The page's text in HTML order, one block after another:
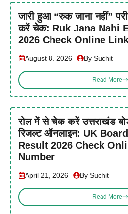
जारी हुआ “रुक जाना नहीं”
करें चेक: Ruk Jana Nahi
2026 Check Online
August 8, 2026 By Suchit
Read More
रोल में से चेक करें उत्तराखंड
रिजल्ट ऑनलाइन: UK
Result 2026 Check
Number
April 21, 2026 By Suchit
Read More